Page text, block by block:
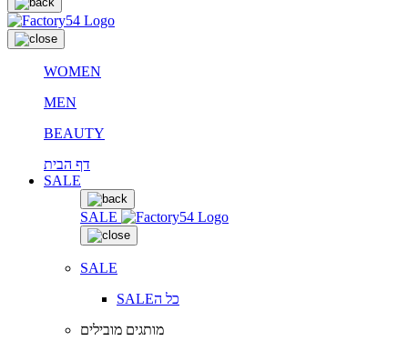
WOMEN
MEN
BEAUTY
דף הבית
SALE
SALE
SALE
SALEכל ה
מותגים מובילים